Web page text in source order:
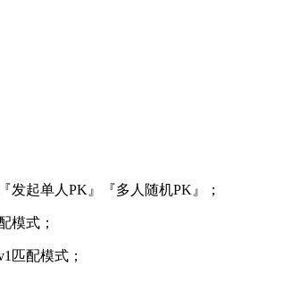
发起单人PK』『多人随机PK』；
模式；
匹配模式；